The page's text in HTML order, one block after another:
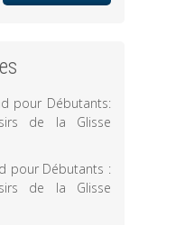
pour Débutants:
de la Glisse
pour Débutants :
de la Glisse